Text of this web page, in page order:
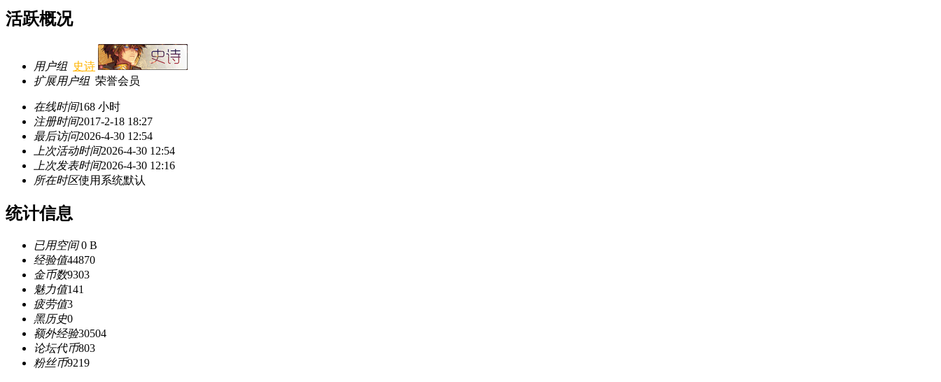
活跃概况
用户组 史诗
扩展用户组 荣誉会员
在线时间168 小时
注册时间2017-2-18 18:27
最后访问2026-4-30 12:54
上次活动时间2026-4-30 12:54
上次发表时间2026-4-30 12:16
所在时区使用系统默认
统计信息
已用空间0 B
经验值44870
金币数9303
魅力值141
疲劳值3
黑历史0
额外经验30504
论坛代币803
粉丝币9219